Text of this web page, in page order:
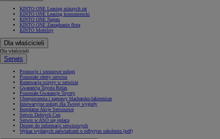
KINTO ONE Leasing niższych rat
KINTO ONE Leasing konsumencki
KINTO ONE Najem
KINTO ONE Zarządzanie flotą
KINTO Mobility
Dla właścicieli
Dla właścicieli
Serwis
Promocje i sezonowe usługi
Pozostałe oferty serwisu
Rezerwacja wizyty w serwisie
Gwarancja Toyota Relax
Pozostałe Gwarancje Toyoty
Ubezpieczenia i naprawy blacharsko-lakiernicze
Innowacyjne usługi dla Twojej wygody
Bezpłatne Akcje Serwisowe
Serwis Dobrych Cen
Serwis w ASO się opłaca
Dostęp do informacji serwisowych
Wykaz wydanych zaświadczeń o odbytym szkoleniu (pdf)